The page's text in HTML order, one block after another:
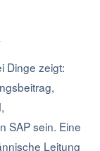
Dinge zeigt:
SAP sein. Eine
Leitung